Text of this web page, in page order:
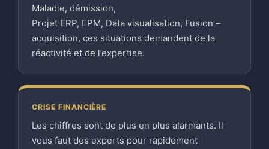
Maladie, démission,
Projet ERP, EPM, Data visualisation, Fusion –
acquisition, ces situations demandent de la
réactivité et de l’expertise.
CRISE FINANCIÈRE
Les chiffres sont de plus en plus alarmants. Il
vous faut des experts pour rapidement